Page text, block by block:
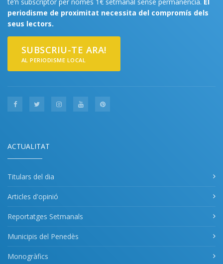
periodisme de proximitat necessita del compromís dels
seus lectors.
SUBSCRIU-TE ARA!
AL PERIODISME LOCAL
ACTUALITAT
Titulars del dia
Articles d'opinió
Reportatges Setmanals
Municipis del Penedès
Monogràfics